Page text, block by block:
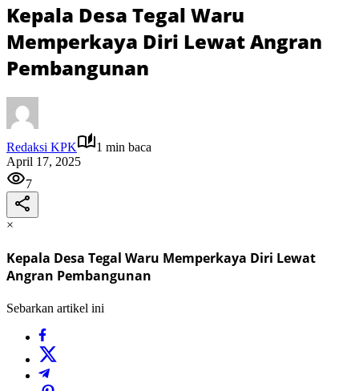
Kepala Desa Tegal Waru
Memperkaya Diri Lewat Angran
Pembangunan
Redaksi KPK
1 min baca
April 17, 2025
7
×
Kepala Desa Tegal Waru Memperkaya Diri Lewat
Angran Pembangunan
Sebarkan artikel ini